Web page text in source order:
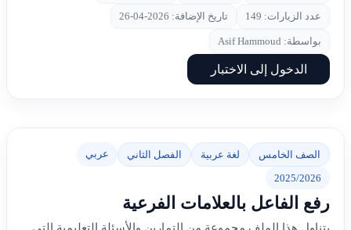
عدد الزيارات: 149 تاريخ الإضافة: 2026-04-26
بواسطة: Asif Hammoud
الدخول إلى الاختبار
الصف الخامس لغة عربية الفصل الثاني عربي
2025/2026
رفع الفاعل بالعلامات الفرعية